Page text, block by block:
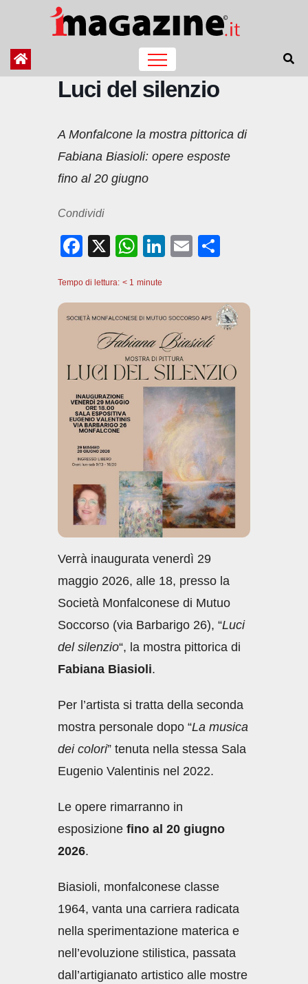
contenuto
Luci del silenzio
A Monfalcone la mostra pittorica di
Fabiana Biasioli: opere esposte
fino al 20 giugno
Condividi
F
c
e
o
k
X
W
at
s
A
p
p
Li
e
dI
n
E
di
vi
Tempo di lettura: < 1 minute
Verrà inaugurata venerdì 29
maggio 2026, alle 18, presso la
Società Monfalconese di Mutuo
Soccorso (via Barbarigo 26), “Luci
del silenzio“, la mostra pittorica di
Fabiana Biasioli.
Per l’artista si tratta della seconda
mostra personale dopo “La musica
dei colori” tenuta nella stessa Sala
Eugenio Valentinis nel 2022.
Le opere rimarranno in
esposizione fino al 20 giugno
2026.
Biasioli, monfalconese classe
1964, vanta una carriera radicata
nella sperimentazione materica e
nell’evoluzione stilistica, passata
dall’artigianato artistico alle mostre